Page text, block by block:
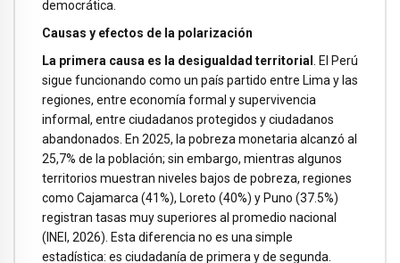
democrática.
Causas y efectos de la polarización
La primera causa es la desigualdad territorial
. El Perú
sigue funcionando como un país partido entre Lima y las
regiones, entre economía formal y supervivencia
informal, entre ciudadanos protegidos y ciudadanos
abandonados. En 2025, la pobreza monetaria alcanzó al
25,7% de la población; sin embargo, mientras algunos
territorios muestran niveles bajos de pobreza, regiones
como Cajamarca (41%), Loreto (40%) y Puno (37.5%)
registran tasas muy superiores al promedio nacional
(INEI, 2026). Esta diferencia no es una simple
estadística: es ciudadanía de primera y de segunda.